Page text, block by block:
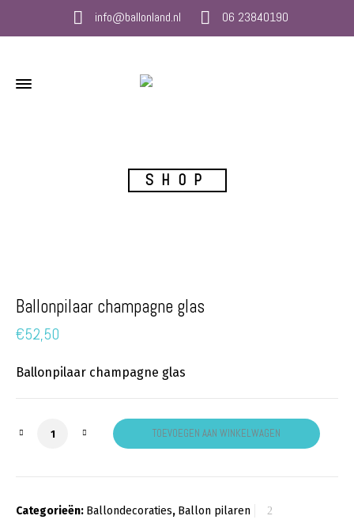
info@ballonland.nl 06 23840190
SHOP
Ballonpilaar champagne glas
€52,50
Ballonpilaar champagne glas
Ballonpilaar champagne glas aantal
TOEVOEGEN AAN WINKELWAGEN
Categorieën: Ballondecoraties, Ballon pilaren